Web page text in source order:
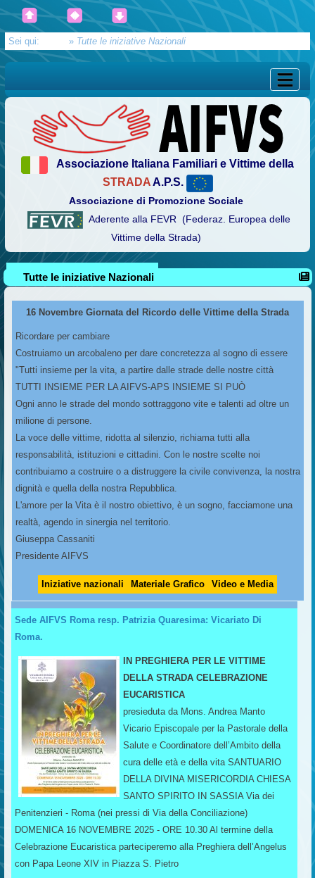
Sei qui: » Tutte le iniziative Nazionali
Associazione Italiana Familiari e Vittime della
STRADAA.P.S.
Associazione di Promozione Sociale
Aderente alla FEVR (Federaz. Europea delle
Vittime della Strada)
Tutte le iniziative Nazionali
16 Novembre Giornata del Ricordo delle Vittime della Strada
Ricordare per cambiare
Costruiamo un arcobaleno per dare concretezza al sogno di essere
"Tutti insieme per la vita, a partire dalle strade delle nostre città
TUTTI INSIEME PER LA AIFVS-APS INSIEME SI PUÒ
Ogni anno le strade del mondo sottraggono vite e talenti ad oltre un
milione di persone.
La voce delle vittime, ridotta al silenzio, richiama tutti alla
responsabilità, istituzioni e cittadini. Con le nostre scelte noi
contribuiamo a costruire o a distruggere la civile convivenza, la nostra
dignità e quella della nostra Repubblica.
L'amore per la Vita è il nostro obiettivo, è un sogno, facciamone una
realtà, agendo in sinergia nel territorio.
Giuseppa Cassaniti
Presidente AIFVS
Iniziative nazionali Materiale Grafico Video e Media
Sede AIFVS Roma resp. Patrizia Quaresima: Vicariato Di
Roma.
IN PREGHIERA PER LE VITTIME
DELLA STRADA CELEBRAZIONE
EUCARISTICA
presieduta da Mons. Andrea Manto
Vicario Episcopale per la Pastorale della
Salute e Coordinatore dell’Ambito della
cura delle età e della vita SANTUARIO
DELLA DIVINA MISERICORDIA CHIESA
SANTO SPIRITO IN SASSIA Via dei
Penitenzieri - Roma (nei pressi di Via della Conciliazione)
DOMENICA 16 NOVEMBRE 2025 - ORE 10.30 Al termine della
Celebrazione Eucaristica parteciperemo alla Preghiera dell’Angelus
con Papa Leone XIV in Piazza S. Pietro